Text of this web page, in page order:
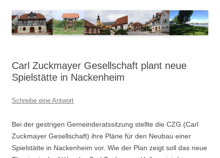
Carl Zuckmayer Gesellschaft plant neue
Spielstätte in Nackenheim
Schreibe eine Antwort
Bei der gestrigen Gemeinderatssitzung stellte die CZG (Carl
Zuckmayer Gesellschaft) ihre Pläne für den Neubau einer
Spielstätte in Nackenheim vor. Wie der Plan zeigt soll das neue